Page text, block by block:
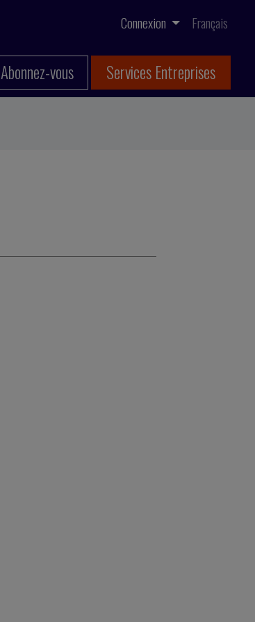
Connexion Français
Abonnez-vous Services Entreprises